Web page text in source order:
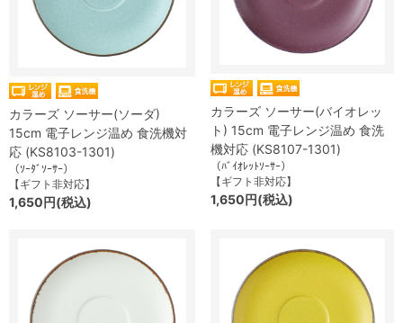
カラーズ ソーサー(ソーダ)
15cm 電子レンジ温め 食洗機対
応 (KS8103-1301)
（ｿｰﾀﾞｿｰｻｰ）
【ギフト非対応】
1,650円(税込)
カラーズ ソーサー(バイオレッ
ト) 15cm 電子レンジ温め 食洗
機対応 (KS8107-1301)
（ﾊﾞｲｵﾚｯﾄｿｰｻｰ）
【ギフト非対応】
1,650円(税込)